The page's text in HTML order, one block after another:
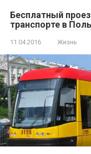
Бесплатный
транспорте в
11.04.2016 Жизнь